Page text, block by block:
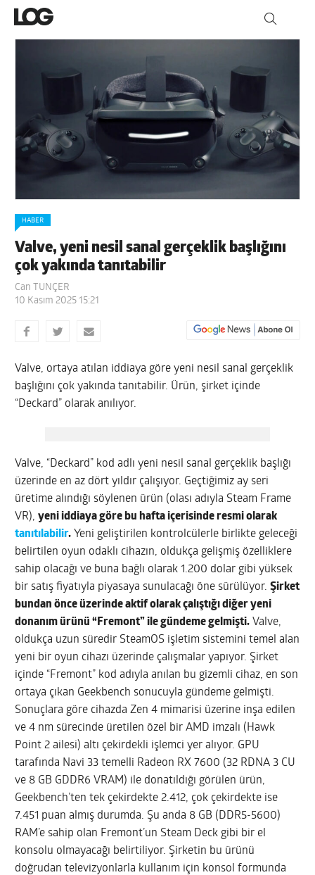
HABER
Valve, yeni nesil sanal gerçeklik başlığını
çok yakında tanıtabilir
Can TUNÇER
10 Kasım 2025 15:21
Valve, ortaya atılan iddiaya göre yeni nesil sanal gerçeklik
başlığını çok yakında tanıtabilir. Ürün, şirket içinde
“Deckard” olarak anılıyor.
Valve, “Deckard” kod adlı yeni nesil sanal gerçeklik başlığı
üzerinde en az dört yıldır çalışıyor. Geçtiğimiz ay seri
üretime alındığı söylenen ürün (olası adıyla Steam Frame
VR),yeni iddiaya göre bu hafta içerisinde resmi olarak
tanıtılabilir. Yeni geliştirilen kontrolcülerle birlikte geleceği
belirtilen oyun odaklı cihazın, oldukça gelişmiş özelliklere
sahip olacağı ve buna bağlı olarak 1.200 dolar gibi yüksek
bir satış fiyatıyla piyasaya sunulacağı öne sürülüyor.Şirket
bundan önce üzerinde aktif olarak çalıştığı diğer yeni
donanım ürünü “Fremont” ile gündeme gelmişti. Valve,
oldukça uzun süredir SteamOS işletim sistemini temel alan
yeni bir oyun cihazı üzerinde çalışmalar yapıyor. Şirket
içinde “Fremont” kod adıyla anılan bu gizemli cihaz, en son
ortaya çıkan Geekbench sonucuyla gündeme gelmişti.
Sonuçlara göre cihazda Zen 4 mimarisi üzerine inşa edilen
ve 4 nm sürecinde üretilen özel bir AMD imzalı (Hawk
Point 2 ailesi) altı çekirdekli işlemci yer alıyor. GPU
tarafında Navi 33 temelli Radeon RX 7600 (32 RDNA 3 CU
ve 8 GB GDDR6 VRAM) ile donatıldığı görülen ürün,
Geekbench’ten tek çekirdekte 2.412, çok çekirdekte ise
7.451 puan almış durumda. Şu anda 8 GB (DDR5-5600)
RAM’e sahip olan Fremont’un Steam Deck gibi bir el
konsolu olmayacağı belirtiliyor. Şirketin bu ürünü
doğrudan televizyonlarla kullanım için konsol formunda